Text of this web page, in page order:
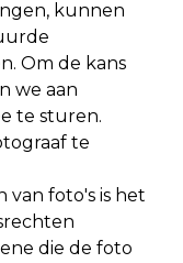
kunnen
Om de kans
we aan
te sturen.
te
van foto's is het
die de foto